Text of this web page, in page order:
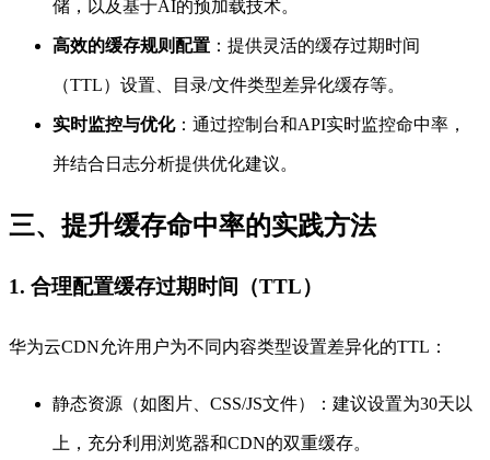
储，以及基于AI的预加载技术。
高效的缓存规则配置 ：提供灵活的缓存过期时间
（TTL）设置、目录/文件类型差异化缓存等。
实时监控与优化：通过控制台和API实时监控命中率，
并结合日志分析提供优化建议。
三、提升缓存命中率的实践方法
1. 合理配置缓存过期时间（TTL）
华为云CDN允许用户为不同内容类型设置差异化的TTL：
静态资源（如图片、CSS/JS文件）：建议设置为30天以
上，充分利用浏览器和CDN的双重缓存。